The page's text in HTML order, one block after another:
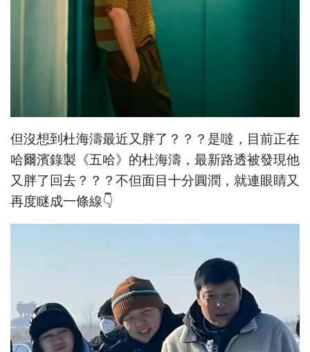
但沒想到杜海濤最近又胖了？？？是噠，目前正在
哈爾濱錄製《五哈》的杜海濤，最新路透被發現他
又胖了回去？？？不但面目十分圓潤，就連眼睛又
再度瞇成一條線👇